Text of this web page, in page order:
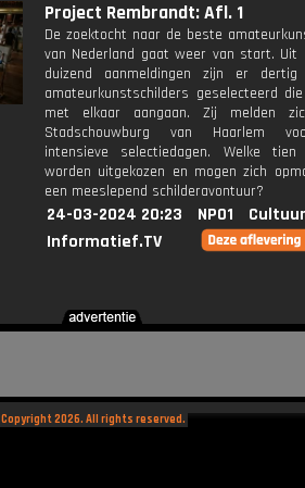
Project Rembrandt: Afl. 1
De zoektocht naar de beste
van Nederland gaat weer van start. Uit
duizend aanmeldingen zijn er dertig
amateurkunstschilders geselecteerd
met elkaar aangaan. Zij melden
Stadschouwburg van Haarlem
intensieve selectiedagen. Welke tien
worden uitgekozen en mogen zich
een meeslepend schilderavontuur?
24-03-2024 20:23 NPO1
Informatief.TV
Copyright 2026. All rights reserved.